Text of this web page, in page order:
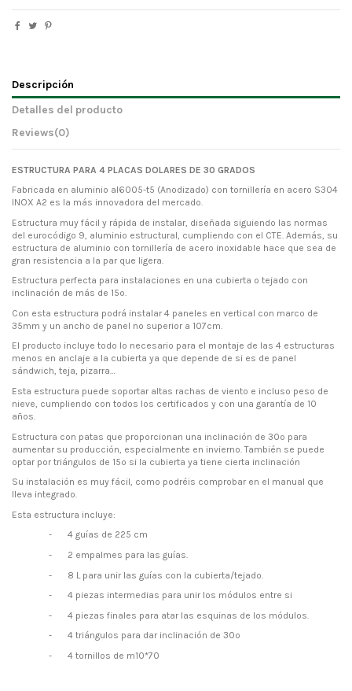
Descripción
Detalles del producto
Reviews(0)
ESTRUCTURA PARA 4 PLACAS DOLARES DE 30 GRADOS
Fabricada en aluminio al6005-t5 (Anodizado) con tornillería en acero S304
INOX A2 es la más innovadora del mercado.
Estructura muy fácil y rápida de instalar, diseñada siguiendo las normas
del eurocódigo 9, aluminio estructural, cumpliendo con el CTE. Además, su
estructura de aluminio con tornillería de acero inoxidable hace que sea de
gran resistencia a la par que ligera.
Estructura perfecta para instalaciones en una cubierta o tejado con
inclinación de más de 15º.
Con esta estructura podrá instalar 4 paneles en vertical con marco de
35mm y un ancho de panel no superior a 107cm.
El producto incluye todo lo necesario para el montaje de las 4 estructuras
menos en anclaje a la cubierta ya que depende de si es de panel
sándwich, teja, pizarra…
Esta estructura puede soportar altas rachas de viento e incluso peso de
nieve, cumpliendo con todos los certificados y con una garantía de 10
años.
Estructura con patas que proporcionan una inclinación de 30º para
aumentar su producción, especialmente en invierno. También se puede
optar por triángulos de 15º si la cubierta ya tiene cierta inclinación
Su instalación es muy fácil, como podréis comprobar en el manual que
lleva integrado.
Esta estructura incluye:
-
4 guías de 225 cm
-
2 empalmes para las guías.
-
8 L para unir las guías con la cubierta/tejado.
-
4 piezas intermedias para unir los módulos entre si
-
4 piezas finales para atar las esquinas de los módulos.
-
4 triángulos para dar inclinación de 30º
-
4 tornillos de m10*70